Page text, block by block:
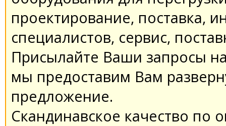
проектирование, поставка,
специалистов, сервис,
Присылайте Ваши запросы
мы предоставим Вам
предложение.
Скандинавское качество по